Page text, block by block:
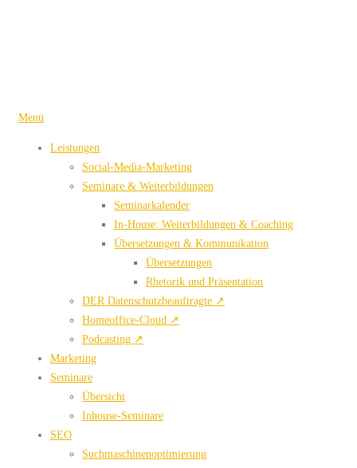
Menü
Leistungen
Social-Media-Marketing
Seminare & Weiterbildungen
Seminarkalender
In-House: Weiterbildungen & Coaching
Übersetzungen & Kommunikation
Übersetzungen
Rhetorik und Präsentation
DER Datenschutzbeauftragte ↗
Homeoffice-Cloud ↗
Podcasting ↗
Marketing
Seminare
Übersicht
Inhouse-Seminare
SEO
Suchmaschinenoptimierung